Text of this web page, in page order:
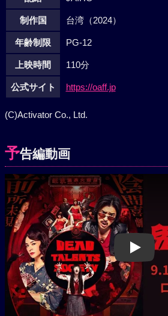
制作国 台湾（2024）
年齢制限 PG-12
上映時間 110分
公式サイト https://oaff.jp
(C)Activator Co., Ltd.
予告編動画
Play